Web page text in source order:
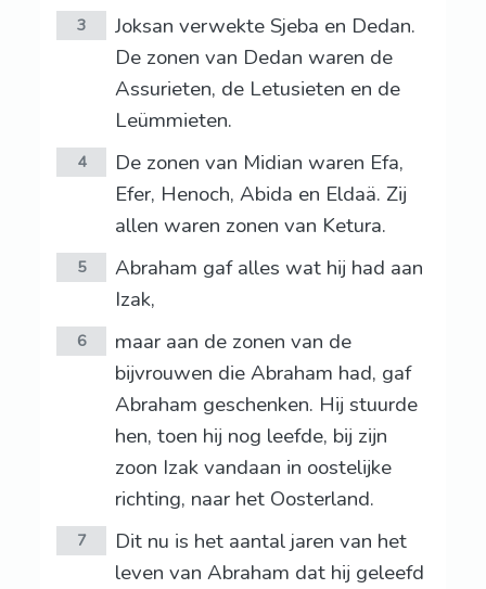
3
Joksan verwekte Sjeba en Dedan.
De zonen van Dedan waren de
Assurieten, de Letusieten en de
Leümmieten.
4
De zonen van Midian waren Efa,
Efer, Henoch, Abida en Eldaä. Zij
allen waren zonen van Ketura.
5
Abraham gaf alles wat hij had aan
Izak,
6
maar aan de zonen van de
bijvrouwen die Abraham had, gaf
Abraham geschenken. Hij stuurde
hen, toen hij nog leefde, bij zijn
zoon Izak vandaan in oostelijke
richting, naar het Oosterland.
7
Dit nu is het aantal jaren van het
leven van Abraham dat hij geleefd